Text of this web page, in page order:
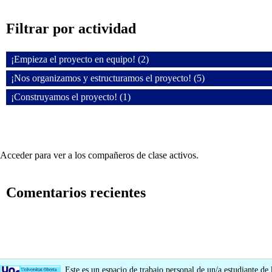
Filtrar por actividad
¡Empieza el proyecto en equipo! (2)
¡Nos organizamos y estructuramos el proyecto! (5)
¡Construyamos el proyecto! (1)
Acceder para ver a los compañeros de clase activos.
Comentarios recientes
Este es un espacio de trabajo personal de un/a estudiante